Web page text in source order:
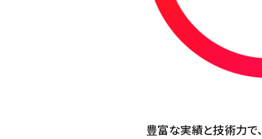
豊富な実績と技術力で、